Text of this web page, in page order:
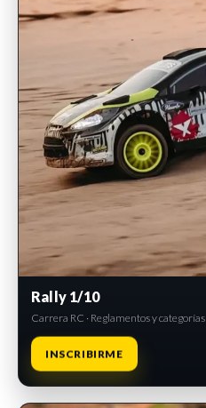
Rally 1/10
Carrera RC · Reglamentos y categorías
INSCRIBIRME